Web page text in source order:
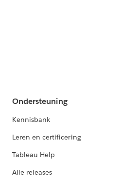
Ondersteuning
Kennisbank
Leren en certificering
Tableau Help
Alle releases